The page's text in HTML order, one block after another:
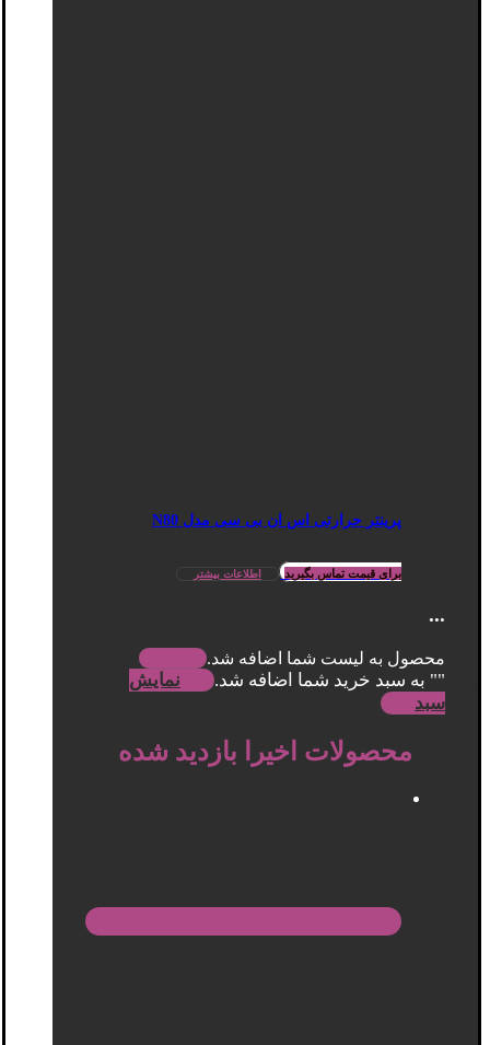
پرینتر حرارتی اس ان بی سی مدل N80
برای قیمت تماس بگیرید اطلاعات بیشتر
...
محصول به لیست شما اضافه شد.
"" به سبد خرید شما اضافه شد.
نمایش
سبد
محصولات اخیرا بازدید شده